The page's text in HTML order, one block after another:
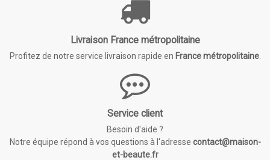
Livraison France métropolitaine
Profitez de notre service livraison rapide en France métropolitaine.
Service client
Besoin d'aide ?
Notre équipe répond à vos questions à l'adresse contact@maison-
et-beaute.fr